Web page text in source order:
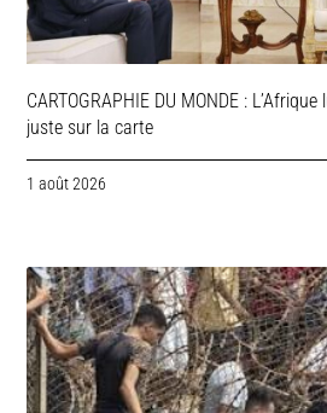
CARTOGRAPHIE DU MONDE :
juste sur la carte
1 août 2026